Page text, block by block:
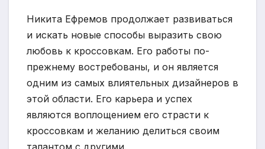
Никита Ефремов продолжает развиваться
и искать новые способы выразить свою
любовь к кроссовкам. Его работы по-
прежнему востребованы, и он является
одним из самых влиятельных дизайнеров в
этой области. Его карьера и успех
являются воплощением его страсти к
кроссовкам и желанию делиться своим
талантом с другими.